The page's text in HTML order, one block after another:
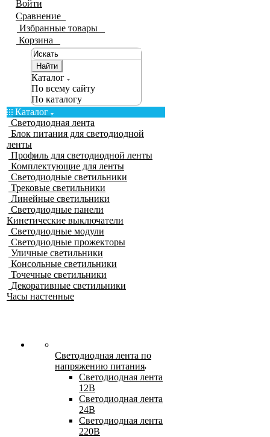
Войти
Сравнение
Избранные товары
Корзина
Найти
Каталог
По всему сайту
По каталогу
Каталог
Светодиодная лента
Блок питания для светодиодной
ленты
Профиль для светодиодной ленты
Комплектующие для ленты
Светодиодные светильники
Трековые светильники
Линейные светильники
Светодиодные панели
Кинетические выключатели
Светодиодные модули
Светодиодные прожекторы
Уличные светильники
Консольные светильники
Точечные светильники
Декоративные светильники
Часы настенные
Светодиодная лента по
напряжению питания
Светодиодная лента
12В
Светодиодная лента
24В
Светодиодная лента
220В